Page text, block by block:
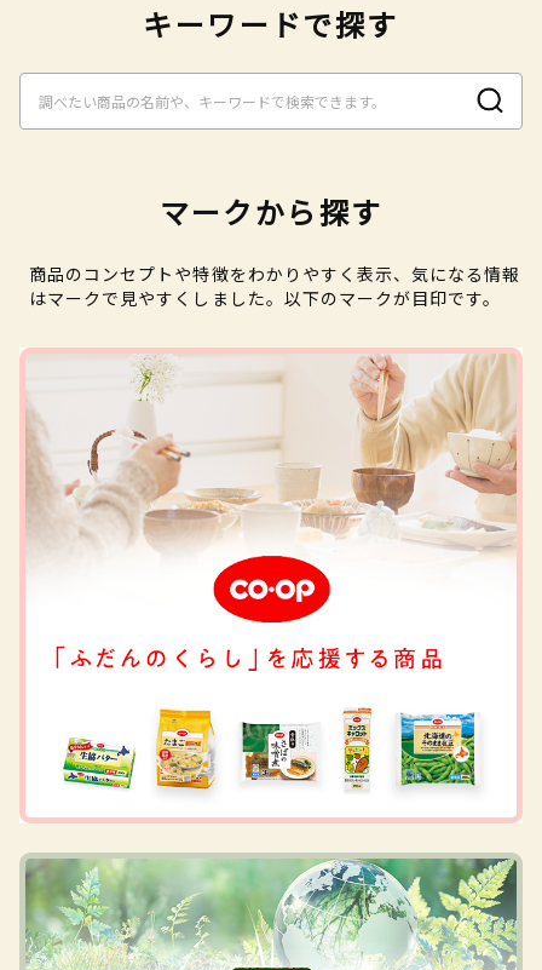
キーワードで探す
マークから探す
商品のコンセプトや特徴をわかりやすく表示、気になる情報
はマークで見やすくしました。以下のマークが目印です。